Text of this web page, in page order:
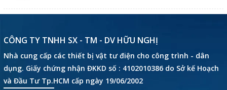
CÔNG TY TNHH SX - TM - DV HỮU NGHỊ
Nhà cung cấp các thiết bị vật tư điện cho công trình - dân
dụng. Giấy chứng nhận ĐKKD số : 4102010386 do Sở kế Hoạch
và Đầu Tư Tp.HCM cấp ngày 19/06/2002